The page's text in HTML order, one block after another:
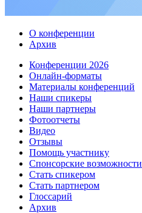
О конференции
Архив
Конференции 2026
Онлайн-форматы
Материалы конференций
Наши спикеры
Наши партнеры
Фотоотчеты
Видео
Отзывы
Помощь участнику
Спонсорские возможности
Стать спикером
Стать партнером
Глоссарий
Архив